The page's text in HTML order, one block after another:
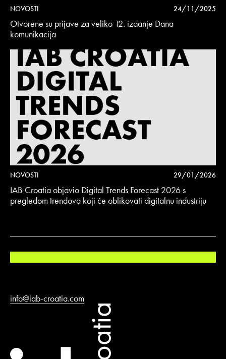
NOVOSTI 24/11/2025
Otvorene su prijave za veliko 12. izdanje Dana
komunikacija
NOVOSTI 29/01/2026
IAB Croatia objavio Digital Trends Forecast 2026 s
pregledom trendova koji će oblikovati digitalnu industriju
info@iab-croatia.com